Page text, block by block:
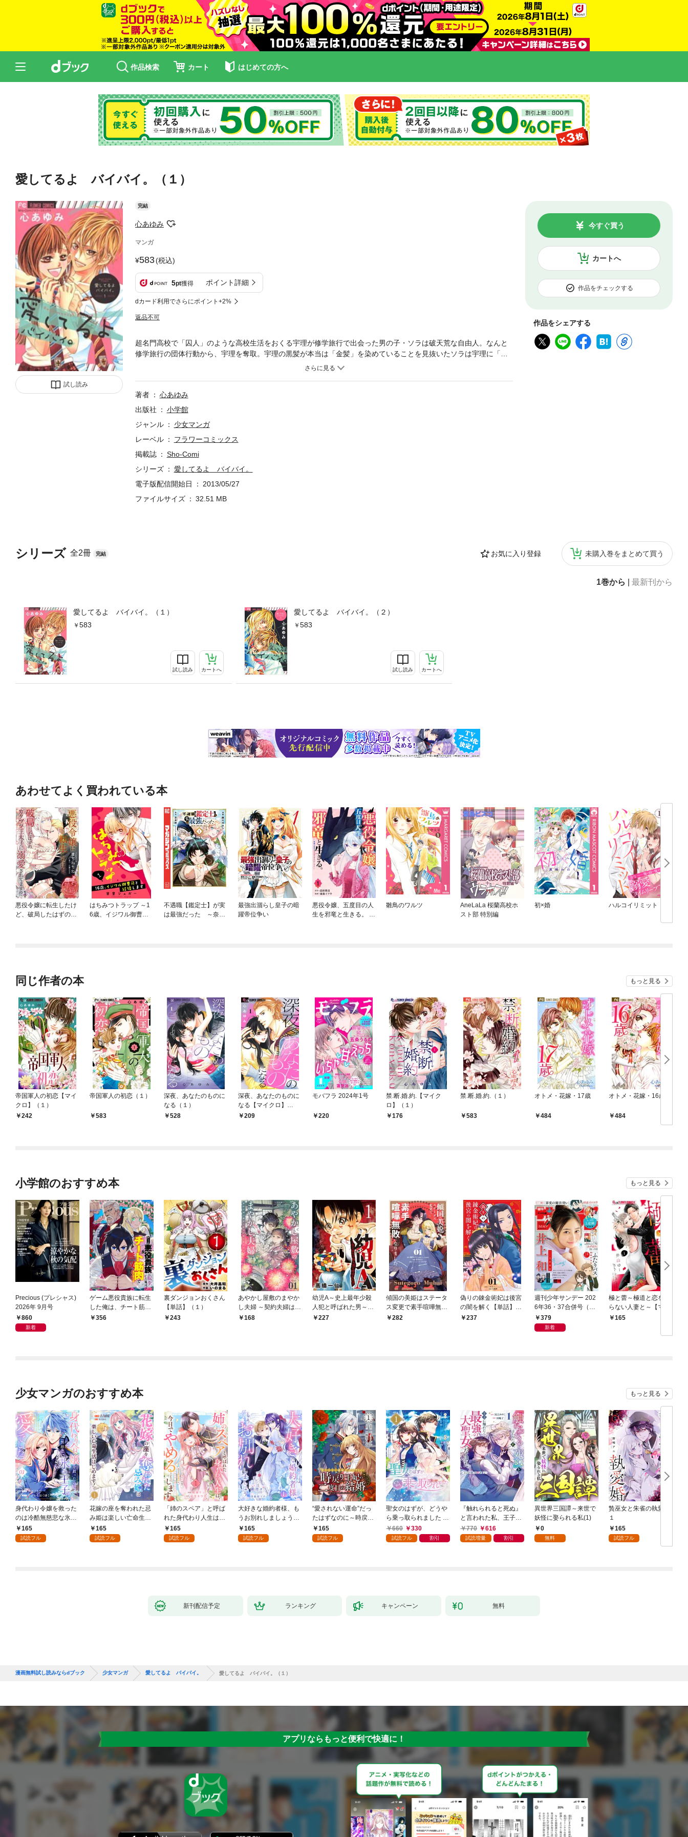
作品検索 カート はじめての方へ
愛してるよ バイバイ。（１）
試し読み
完結
心あゆみ
マンガ
583(税込)
5pt獲得 ポイント詳細
dカード利用でさらにポイント+2%
返品不可
カートへ
今すぐ買う
作品をチェックする
作品をシェアする
シリーズ 全2冊 完結 お気に入り登録 未購入巻をまとめて買う
1巻から 最新刊から
愛してるよ バイバイ。（１）
583
試し読み カートへ
愛してるよ バイバイ。（２）
583
試し読み カートへ
超名門高校で「囚人」のような高校生活をおくる宇理が修学旅行で出会った男の子・ソラは破天荒な自由人。なんと
修学旅行の団体行動から、宇理を奪取。宇理の黒髪が本当は「金髪」を染めていることを見抜いたソラは宇理に「本
当の姿をみたい」とお願いする。たった一晩しか一緒にいられなかった二人。新学期、宇理の学校に意外な人物が入
著者
心あゆみ
出版社
小学館
ジャンル
少女マンガ
レーベル
フラワーコミックス
掲載誌
Sho-Comi
シリーズ
愛してるよ バイバイ。
電子版配信開始日
2013/05/27
ファイルサイズ
32.51 MB
あわせてよく買われている本
悪役令嬢に転生したけ
ど、破局したはずのカ
はちみつトラップ ～1
6歳、イジワル御曹司
不遇職【鑑定士】が実
は最強だった ～奈落
最強出涸らし皇子の暗
躍帝位争い
悪役令嬢、五度目の人
生を邪竜と生きる。 ー
雛鳥のワルツ
AneLaLa 桜蘭高校ホ
スト部 特別編
初×婚 ハルコイリミット
同じ作者の本 もっと見る
帝国軍人の初恋【マイ
クロ】（１）
242
帝国軍人の初恋（１）
583
深夜、あなたのものに
なる（１）
528
深夜、あなたのものに
なる【マイクロ】
（１）
209
モバフラ 2024年1号
220
禁.断.婚.約.【マイク
ロ】（１）
176
禁.断.婚.約.（１）
583
オトメ・花嫁・17歳
484
オトメ・花嫁・16歳
484
小学館のおすすめ本 もっと見る
Precious (プレシャス)
2026年 9月号
860
新着
ゲーム悪役貴族に転生
した俺は、チート筋肉
で無双する【単話】
356
裏ダンジョンおくさん
【単話】（１）
243
あやかし屋敷のまやか
し夫婦 ～契約夫婦は鎌
倉で妖怪の集う家を守
168
幼児A～史上最年少殺
人犯と呼ばれた男～
【単話】（１）
227
傾国の美姫はステータ
ス変更で素手喧嘩無敗
になりました【単話】
282
偽りの錬金術妃は後宮
の闇を解く【単話】
（１）
237
週刊少年サンデー 202
6年36・37合併号（20
26年8月5日発売号）
379
新着
極と蕾～極道と恋を知
らない人妻と～【マイ
クロ】（１）
165
少女マンガのおすすめ本 もっと見る
身代わり令嬢を救った
のは冷酷無慈悲な氷の
王子の愛でした１
165
試読フル
花嫁の座を奪われた忌
み姫は楽しい亡命生活
はじめます！１
165
試読フル
「姉のスペア」と呼ば
れた身代わり人生は、
今日でやめることにし
ます～辺境で自由を満
165
試読フル
大好きな婚約者様、も
うお別れしましょう。
１165
試読フル
“愛されない運命”だっ
たはずなのに～時戻り
王妃の二度目の結婚～
１
165
試読フル
聖女のはずが、どうや
ら乗っ取られました 1
巻660 330
試読フル 割引
『触れられると死ぬ』
と言われた私、王子に
触れたら最強の大聖女
になりました。ところ
770 616
試読増量 割引
異世界三国譚～来世で
妖怪に娶られる私(1)
0
無料
贄巫女と朱雀の執愛婚
１
165
試読フル
新刊配信予定 ランキング キャンペーン 無料
漫画無料試し読みならdブック 少女マンガ 愛してるよ バイバイ。 愛してるよ バイバイ。（１）
アプリならもっと便利で快適に！